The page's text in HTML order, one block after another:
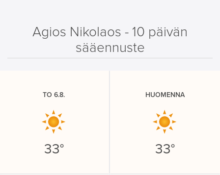
Agios Nikolaos - 10 päivän
sääennuste
TO 6.8.
33°
HUOMENNA
33°